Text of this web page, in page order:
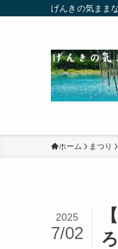
げんきの気まま
ホーム まつり
2025
7/02